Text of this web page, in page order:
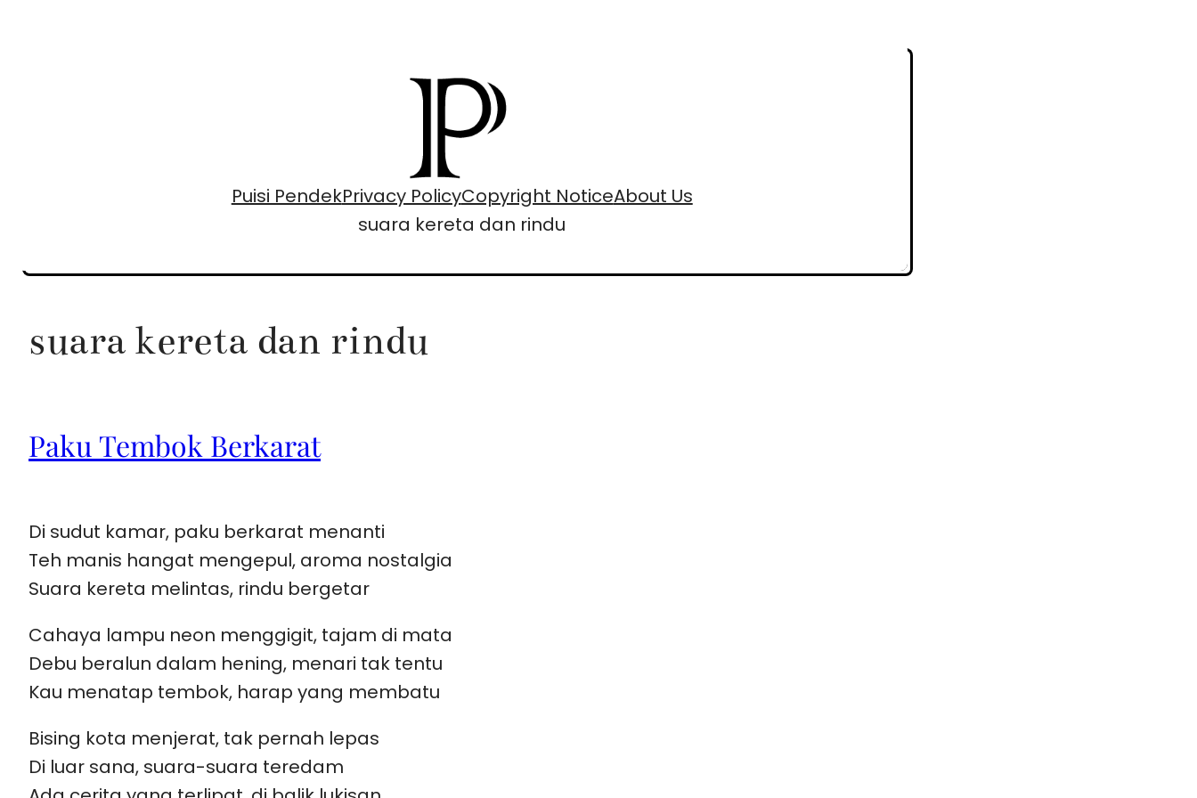
Puisi PendekPrivacy PolicyCopyright NoticeAbout Us
suara kereta dan rindu
suara kereta dan rindu
Paku Tembok Berkarat
Di sudut kamar, paku berkarat menanti
Teh manis hangat mengepul, aroma nostalgia
Suara kereta melintas, rindu bergetar
Cahaya lampu neon menggigit, tajam di mata
Debu beralun dalam hening, menari tak tentu
Kau menatap tembok, harap yang membatu
Bising kota menjerat, tak pernah lepas
Di luar sana, suara-suara teredam